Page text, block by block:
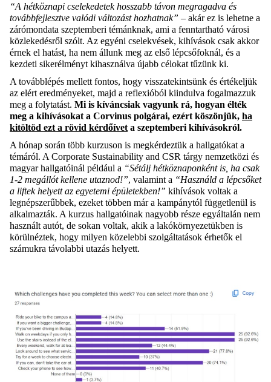
“A hétköznapi cselekedetek hosszabb távon megragadva és
továbbfejlesztve valódi változást hozhatnak” – akár ez is lehetne a
zárómondata szeptemberi témánknak, ami a fenntartható városi
közlekedésről szólt. Az egyéni cselekvések, kihívások csak akkor
érnek el hatást, ha nem állunk meg az első lépcsőfoknál, és a
kezdeti sikerélményt kihasználva újabb célokat tűzünk ki.
A továbblépés mellett fontos, hogy visszatekintsünk és értékeljük
az elért eredményeket, majd a reflexióból kiindulva fogalmazzuk
meg a folytatást. Mi is kíváncsiak vagyunk rá, hogyan élték
meg a kihívásokat a Corvinus polgárai, ezért köszönjük, ha
kitöltöd ezt a rövid kérdőívet a szeptemberi kihívásokról.
A hónap során több kurzuson is megkérdeztük a hallgatókat a
témáról. A Corporate Sustainability and CSR tárgy nemzetközi és
magyar hallgatóinál például a “Sétálj hétköznaponként is, ha csak
1-2 megállót kellene utaznod!”, valamint a “Használd a lépcsőket
a liftek helyett az egyetemi épületekben!” kihívások voltak a
legnépszerűbbek, ezeket többen már a kampánytól függetlenül is
alkalmazták. A kurzus hallgatóinak nagyobb része egyáltalán nem
használt autót, de sokan voltak, akik a lakókörnyezetükben is
körülnéztek, hogy milyen közelebbi szolgáltatások érhetők el
számukra távolabbi utazás helyett.